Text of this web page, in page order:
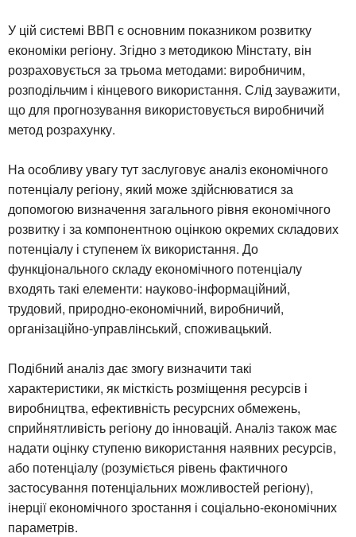
У цій системі ВВП є основним показником розвитку
економіки регіону. Згідно з методикою Мінстату, він
розраховується за трьома методами: виробничим,
розподільчим і кінцевого використання. Слід зауважити,
що для прогнозування використовується виробничий
метод розрахунку.
На особливу увагу тут заслуговує аналіз економічного
потенціалу регіону, який може здійснюватися за
допомогою визначення загального рівня економічного
розвитку і за компонентною оцінкою окремих складових
потенціалу і ступенем їх використання. До
функціонального складу економічного потенціалу
входять такі елементи: науково-інформаційний,
трудовий, природно-економічний, виробничий,
організаційно-управлінський, споживацький.
Подібний аналіз дає змогу визначити такі
характеристики, як місткість розміщення ресурсів і
виробництва, ефективність ресурсних обмежень,
сприйнятливість регіону до інновацій. Аналіз також має
надати оцінку ступеню використання наявних ресурсів,
або потенціалу (розуміється рівень фактичного
застосування потенціальних можливостей регіону),
інерції економічного зростання і соціально-економічних
параметрів.